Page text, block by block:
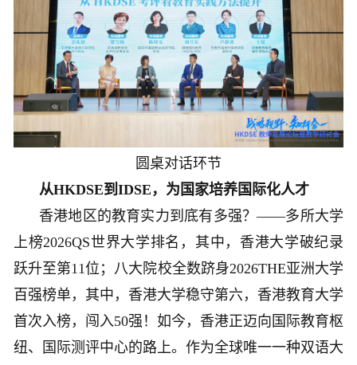
圆桌对话环节
从HKDSE到IDSE，为国家培养国际化人才
香港地区的教育实力到底有多强？——多所大学
上榜2026QS世界大学排名，其中，香港大学破纪录
跃升至第11位；八大院校全数跻身2026THE亚洲大学
百强榜单，其中，香港大学稳守第六，香港教育大学
首次入榜，闯入50强！如今，香港正迈向国际教育枢
纽、国际测评中心的路上。作为全球唯一一种双语大